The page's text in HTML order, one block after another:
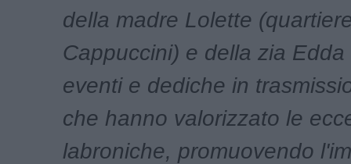
della madre Lolette
Cappuccini) e della zia
eventi e dediche in
che hanno valorizzato le
labroniche, promuovendo